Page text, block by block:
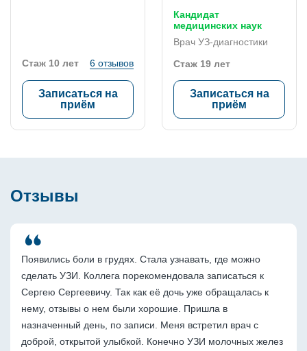
Стаж 10 лет 6 отзывов
Записаться на
приём
Кандидат
медицинских наук
Врач УЗ-диагностики
Стаж 19 лет
Записаться на
приём
Отзывы
Появились боли в грудях. Стала узнавать, где можно
сделать УЗИ. Коллега порекомендовала записаться к
Сергею Сергеевичу. Так как её дочь уже обращалась к
нему, отзывы о нем были хорошие. Пришла в
назначенный день, по записи. Меня встретил врач с
доброй, открытой улыбкой. Конечно УЗИ молочных желез